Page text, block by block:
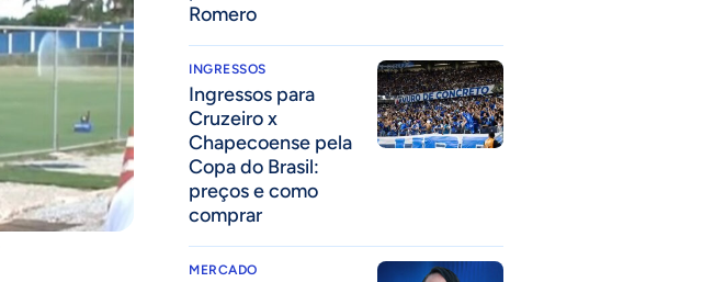
Romero
INGRESSOS
Ingressos para
Cruzeiro x
Chapecoense pela
Copa do Brasil:
preços e como
comprar
MERCADO